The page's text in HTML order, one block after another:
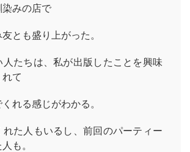
みの店で
とも盛り上がった。
たちは、私が出版したことを興味
て
れる感じがわかる。
た人もいるし、前回のパーティー
も。